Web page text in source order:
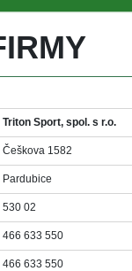
Triton Sport, spol. s r.o.
Češkova 1582
Pardubice
530 02
466 633 550
466 633 550